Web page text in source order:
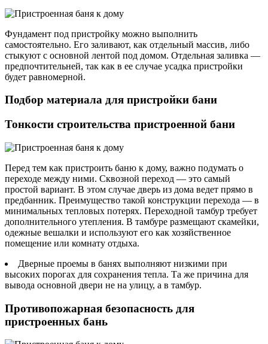
Фундамент под пристройку можно выполнить
самостоятельно. Его заливают, как отдельный массив, либо
стыкуют с основной лентой под домом. Отдельная заливка —
предпочтительней, так как в ее случае усадка пристройки
будет равномерной.
Подбор материала для пристройки бани
Тонкости строительства пристроенной бани
Перед тем как пристроить баню к дому, важно подумать о
переходе между ними. Сквозной переход — это самый
простой вариант. В этом случае дверь из дома ведет прямо в
предбанник. Преимущество такой конструкции перехода — в
минимальных тепловых потерях. Переходной тамбур требует
дополнительного утепления. В тамбуре размещают скамейки,
одежные вешалки и используют его как хозяйственное
помещение или комнату отдыха.
Дверные проемы в банях выполняют низкими при
высоких порогах для сохранения тепла. Та же причина для
вывода основной двери не на улицу, а в тамбур.
Противопожарная безопасность для
пристроенных бань